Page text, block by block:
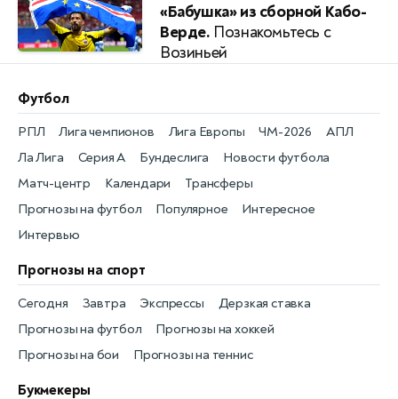
«Бабушка» из сборной Кабо-
Верде. Познакомьтесь с
Возиньей
Футбол
Новости футбола
РПЛ
Матч-центр
Лига чемпионов
Календари
Лига Европы
Трансферы
ЧМ-2026
Прогнозы на футбол
АПЛ
Популярное
Ла Лига
Интересное
Серия А
Интервью
Бундеслига
Прогнозы на спорт
Прогнозы на футбол
Сегодня
Прогнозы на хоккей
Завтра
Прогнозы на бои
Экспрессы
Прогнозы на теннис
Дерзкая ставка
Букмекеры